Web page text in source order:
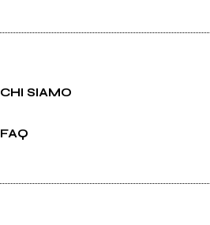
CHI SIAMO
FAQ